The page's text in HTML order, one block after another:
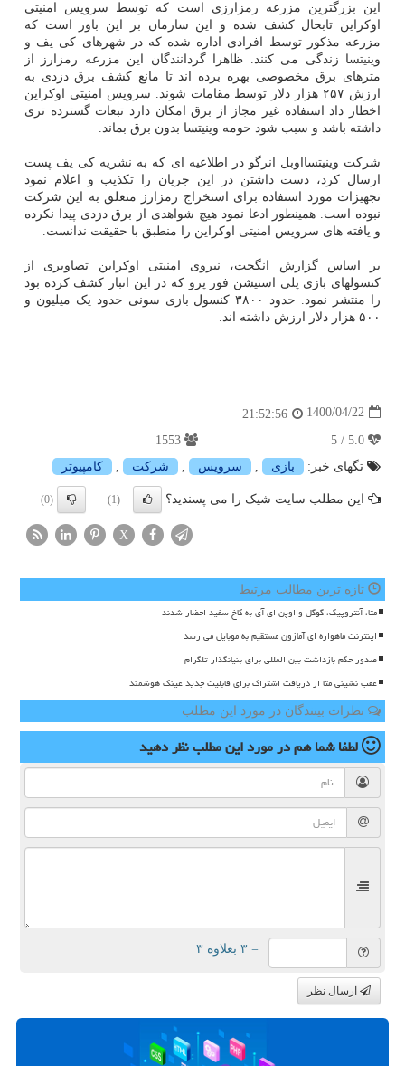
این بزرگترین مزرعه رمزارزی است که توسط سرویس امنیتی
اوکراین تابحال کشف شده و این سازمان بر این باور است که
مزرعه مذکور توسط افرادی اداره شده که در شهرهای کی یف و
وینیتسا زندگی می کنند. ظاهرا گردانندگان این مزرعه رمزارز از
مترهای برق مخصوصی بهره برده اند تا مانع کشف برق دزدی به
ارزش ۲۵۷ هزار دلار توسط مقامات شوند. سرویس امنیتی اوکراین
اخطار داد استفاده غیر مجاز از برق امکان دارد تبعات گسترده تری
داشته باشد و سبب شود حومه وینیتسا بدون برق بماند.
شرکت وینیتسااوبل انرگو در اطلاعیه ای که به نشریه کی یف پست
ارسال کرد، دست داشتن در این جریان را تکذیب و اعلام نمود
تجهیزات مورد استفاده برای استخراج رمزارز متعلق به این شرکت
نبوده است. همینطور ادعا نمود هیچ شواهدی از برق دزدی پیدا نکرده
و یافته های سرویس امنیتی اوکراین را منطبق با حقیقت ندانست.
بر اساس گزارش انگجت، نیروی امنیتی اوکراین تصاویری از
کنسولهای بازی پلی استیشن فور پرو که در این انبار کشف کرده بود
را منتشر نمود. حدود ۳۸۰۰ کنسول بازی سونی حدود یک میلیون و
۵۰۰ هزار دلار ارزش داشته اند.
1400/04/22
21:52:56
تگهای خبر:
بازی سرویس شركت كامپیوتر
این مطلب سایت شیک را می پسندید؟ (1)
(0)
X
تازه ترین مطالب مرتبط
متا، آنتروپیک، گوگل و اوپن ای آی به کاخ سفید احضار شدند
اینترنت ماهواره ای آمازون مستقیم به موبایل می رسد
صدور حکم بازداشت بین المللی برای بنیانگذار تلگرام
عقب نشینی متا از دریافت اشتراک برای قابلیت جدید عینک هوشمند
نظرات بینندگان در مورد این مطلب
لطفا شما همدر مورد این مطلبنظر دهید
= ۳ بعلاوه ۳
ارسال نظر